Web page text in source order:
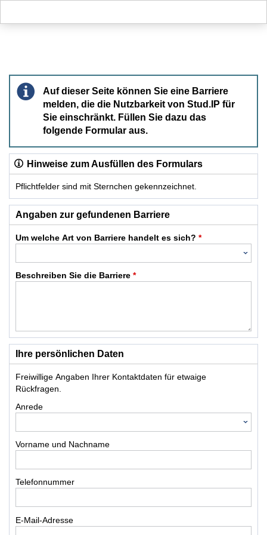
Hauptnavigation
Barriere melden
Auf dieser Seite können Sie eine Barriere
melden, die die Nutzbarkeit von Stud.IP für
Sie einschränkt. Füllen Sie dazu das
folgende Formular aus.
Hinweise zum Ausfüllen des Formulars
Pflichtfelder sind mit Sternchen gekennzeichnet.
Dieses Formular enthält Pflichtfelder.
Angaben zur gefundenen Barriere
Um welche Art von Barriere handelt es sich? *
Beschreiben Sie die Barriere *
Ihre persönlichen Daten
Freiwillige Angaben Ihrer Kontaktdaten für etwaige
Rückfragen.
Anrede
Vorname und Nachname
Telefonnummer
E-Mail-Adresse